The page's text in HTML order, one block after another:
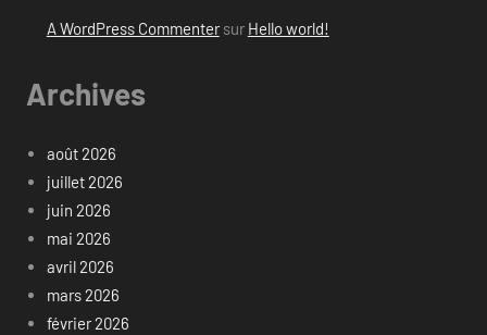
A WordPress Commentersur Hello world!
Archives
août 2026
juillet 2026
juin 2026
mai 2026
avril 2026
mars 2026
février 2026